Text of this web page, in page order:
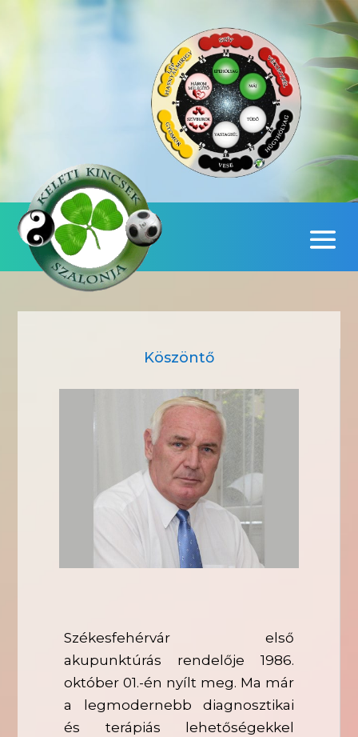
Köszöntő
Székesfehérvár első
akupunktúrás rendelője 1986.
október 01.-én nyílt meg. Ma már
a legmodernebb diagnosztikai
és terápiás lehetőségekkel